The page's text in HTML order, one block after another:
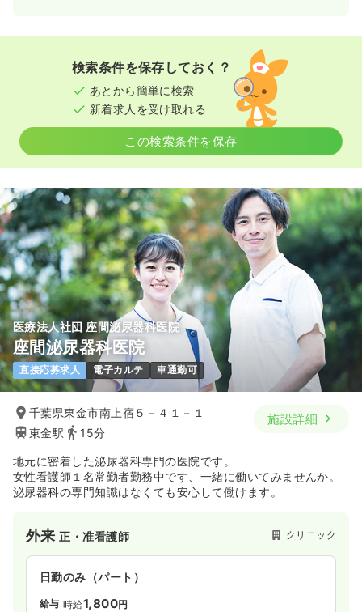
検索条件を保存しておく？
あとから簡単に検索
新着求人を受け取れる
この検索条件を保存
医療法人社団 座間泌尿器科医院
座間泌尿器科医院
直接応募求人 電子カルテ 車通勤可
千葉県東金市南上宿５－４１－１
東金駅
15分
施設詳細
地元に密着した泌尿器科専門の医院です。
女性看護師１名常勤者勤務中です、一緒に働いてみませんか。
泌尿器科の専門知識はなくても安心して働けます。
外来正・准看護師 クリニック
日勤のみ（パート）
給与 時給1,800円